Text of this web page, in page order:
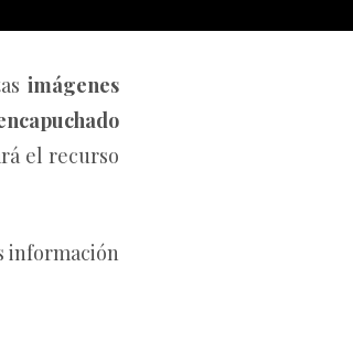
imágenes
el recurso
información